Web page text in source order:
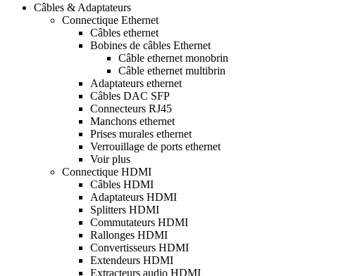
Câbles & Adaptateurs
Connectique Ethernet
Câbles ethernet
Bobines de câbles Ethernet
Câble ethernet monobrin
Câble ethernet multibrin
Adaptateurs ethernet
Câbles DAC SFP
Connecteurs RJ45
Manchons ethernet
Prises murales ethernet
Verrouillage de ports ethernet
Voir plus
Connectique HDMI
Câbles HDMI
Adaptateurs HDMI
Splitters HDMI
Commutateurs HDMI
Rallonges HDMI
Convertisseurs HDMI
Extendeurs HDMI
Extracteurs audio HDMI